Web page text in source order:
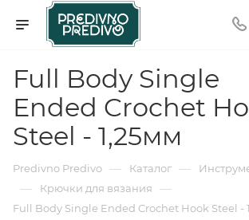
Full Body Single
Ended Crochet
Steel - 1,25мм
Predivno Predivo — Каталог —
— Крючки для вязания —
Full Body Single Ended Crochet Hook Steel -